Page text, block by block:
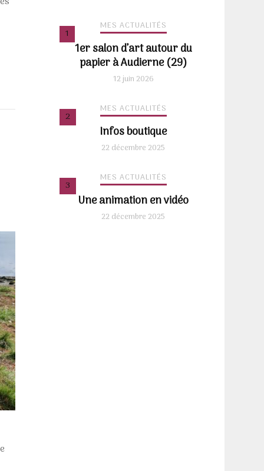
MES ACTUALITÉS
1er salon d’art autour du
papier à Audierne (29)
12 juin 2026
MES ACTUALITÉS
Infos boutique
22 décembre 2025
MES ACTUALITÉS
Une animation en vidéo
22 décembre 2025